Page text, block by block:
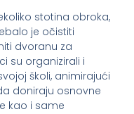
stotina obroka,
je očistiti
dvoranu za
su organizirali i
školi, animirajući
doniraju osnovne
kao i same